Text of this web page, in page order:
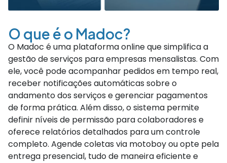
O que é o Madoc?
O Madoc é uma plataforma online que simplifica a
gestão de serviços para empresas mensalistas. Com
ele, você pode acompanhar pedidos em tempo real,
receber notificações automáticas sobre o
andamento dos serviços e gerenciar pagamentos
de forma prática. Além disso, o sistema permite
definir níveis de permissão para colaboradores e
oferece relatórios detalhados para um controle
completo. Agende coletas via motoboy ou opte pela
entrega presencial, tudo de maneira eficiente e